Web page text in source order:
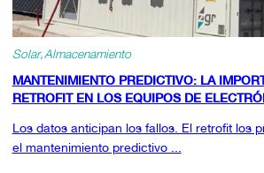
Solar Almacenamiento
MANTENIMIENTO PREDICTIVO: LA
RETROFIT EN LOS EQUIPOS DE
Los datos anticipan los fallos. El retrofit los
el mantenimiento predictivo ...